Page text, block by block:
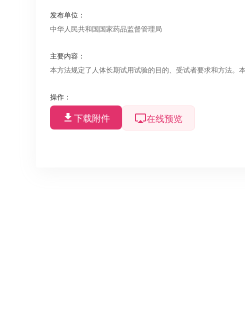
发布单位 ：
中华人民共和国国家药品监督管理局
主要内容 ：
本方法规定了人体长期试用试验的目的、受试者要求和方法。
操作：
下载附件 在线预览